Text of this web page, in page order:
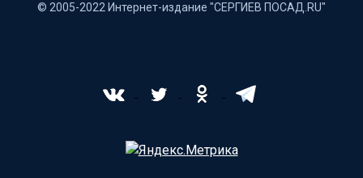
© 2005-2022 Интернет-издание "СЕРГИЕВ ПОСАД.RU"